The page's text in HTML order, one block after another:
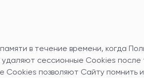
в течение времени, когда
сессионные Cookies после
Cookies позволяют Сайту помнить